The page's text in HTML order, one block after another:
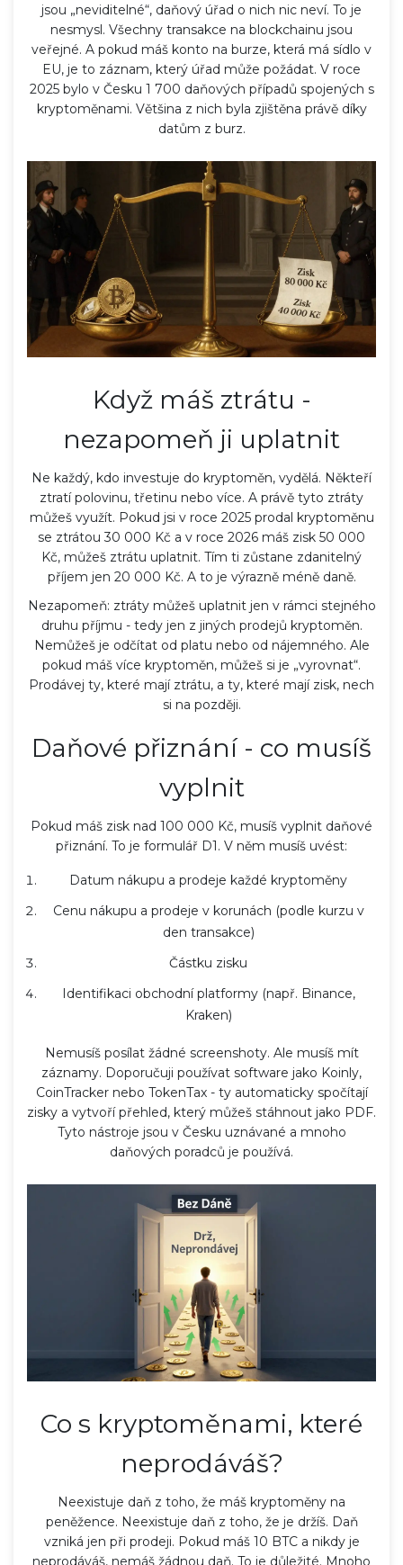
jsou „neviditelné“, daňový úřad o nich nic neví. To je
nesmysl. Všechny transakce na blockchainu jsou
veřejné. A pokud máš konto na burze, která má sídlo v
EU, je to záznam, který úřad může požádat. V roce
2025 bylo v Česku 1 700 daňových případů spojených s
kryptoměnami. Většina z nich byla zjištěna právě díky
datům z burz.
Když máš ztrátu -
nezapomeň ji uplatnit
Ne každý, kdo investuje do kryptoměn, vydělá. Někteří
ztratí polovinu, třetinu nebo více. A právě tyto ztráty
můžeš využít. Pokud jsi v roce 2025 prodal kryptoměnu
se ztrátou 30 000 Kč a v roce 2026 máš zisk 50 000
Kč, můžeš ztrátu uplatnit. Tím ti zůstane zdanitelný
příjem jen 20 000 Kč. A to je výrazně méně daně.
Nezapomeň: ztráty můžeš uplatnit jen v rámci stejného
druhu příjmu - tedy jen z jiných prodejů kryptoměn.
Nemůžeš je odčítat od platu nebo od nájemného. Ale
pokud máš více kryptoměn, můžeš si je „vyrovnat“.
Prodávej ty, které mají ztrátu, a ty, které mají zisk, nech
si na později.
Daňové přiznání - co musíš
vyplnit
Pokud máš zisk nad 100 000 Kč, musíš vyplnit daňové
přiznání. To je formulář D1. V něm musíš uvést:
Datum nákupu a prodeje každé kryptoměny
Cenu nákupu a prodeje v korunách (podle kurzu v
den transakce)
Částku zisku
Identifikaci obchodní platformy (např. Binance,
Kraken)
Nemusíš posílat žádné screenshoty. Ale musíš mít
záznamy. Doporučuji používat software jako Koinly,
CoinTracker nebo TokenTax - ty automaticky spočítají
zisky a vytvoří přehled, který můžeš stáhnout jako PDF.
Tyto nástroje jsou v Česku uznávané a mnoho
daňových poradců je používá.
Co s kryptoměnami, které
neprodáváš?
Neexistuje daň z toho, že máš kryptoměny na
peněžence. Neexistuje daň z toho, že je držíš. Daň
vzniká jen při prodeji. Pokud máš 10 BTC a nikdy je
neprodáváš, nemáš žádnou daň. To je důležité. Mnoho